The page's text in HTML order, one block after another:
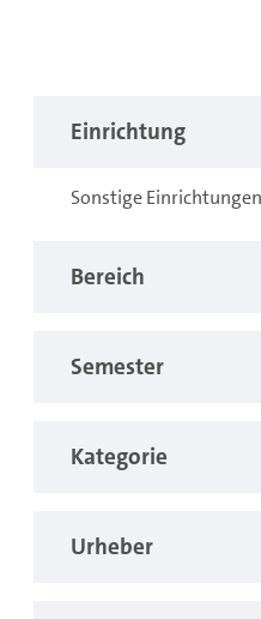
Einrichtung
Sonstige
Bereich
Semester
Kategorie
Urheber